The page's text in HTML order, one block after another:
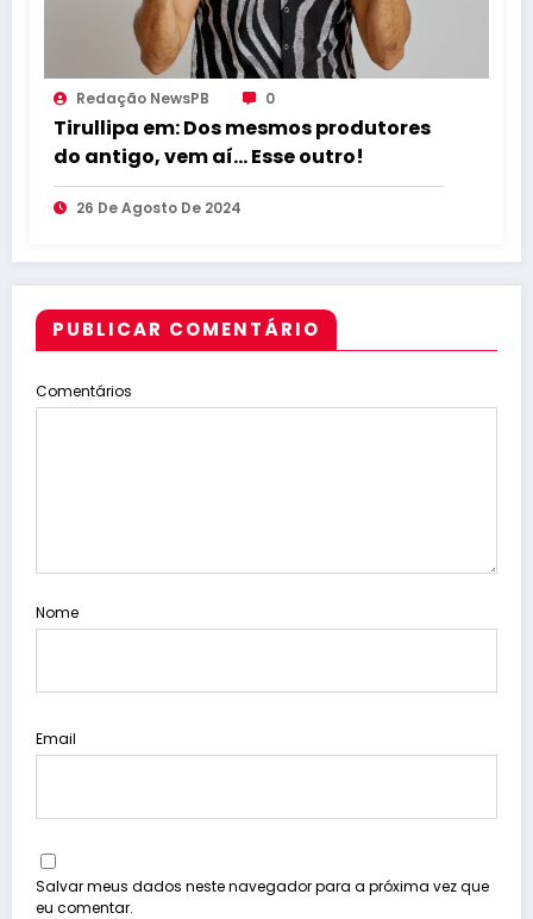
Redação NewsPB 0
Tirullipa em: Dos mesmos produtores
do antigo, vem aí… Esse outro!
26 De Agosto De 2024
PUBLICAR COMENTÁRIO
Comentários
Nome
Email
Salvar meus dados neste navegador para a próxima vez que
eu comentar.